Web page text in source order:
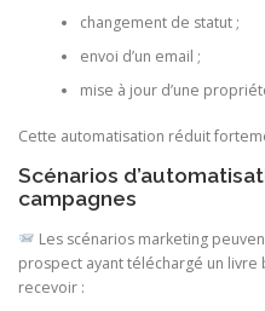
changement de statut ;
envoi d’un email ;
mise à jour d’une
Cette automatisation réduit
Scénarios
campagnes
Les scénarios marketing
prospect ayant téléchargé un
recevoir :